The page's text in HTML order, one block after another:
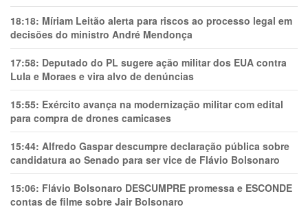
18:18: Míriam Leitão alerta para riscos ao processo legal em
decisões do ministro André Mendonça
17:58: Deputado do PL sugere ação militar dos EUA contra
Lula e Moraes e vira alvo de denúncias
15:55: Exército avança na modernização militar com edital
para compra de drones camicases
15:44: Alfredo Gaspar descumpre declaração pública sobre
candidatura ao Senado para ser vice de Flávio Bolsonaro
15:06: Flávio Bolsonaro DESCUMPRE promessa e ESCONDE
contas de filme sobre Jair Bolsonaro